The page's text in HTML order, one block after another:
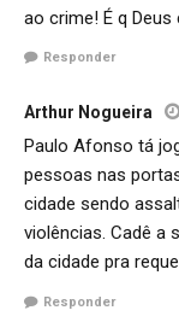
ao crime! É q
Responder
Arthur Nogueira
Paulo Afonso tá
pessoas nas
cidade sendo
violências. Cadê a
da cidade pra
Responder